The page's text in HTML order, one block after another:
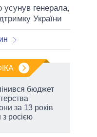
усунув генерала,
України
бюджет
за 13 років
з росією